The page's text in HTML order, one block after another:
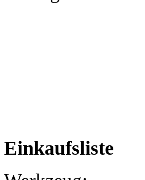
Einkaufsliste